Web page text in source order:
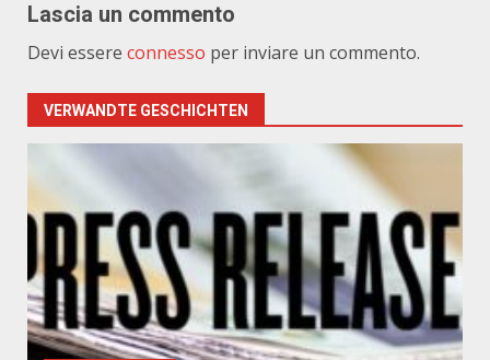
Lascia un commento
Devi essere connesso per inviare un commento.
VERWANDTE GESCHICHTEN